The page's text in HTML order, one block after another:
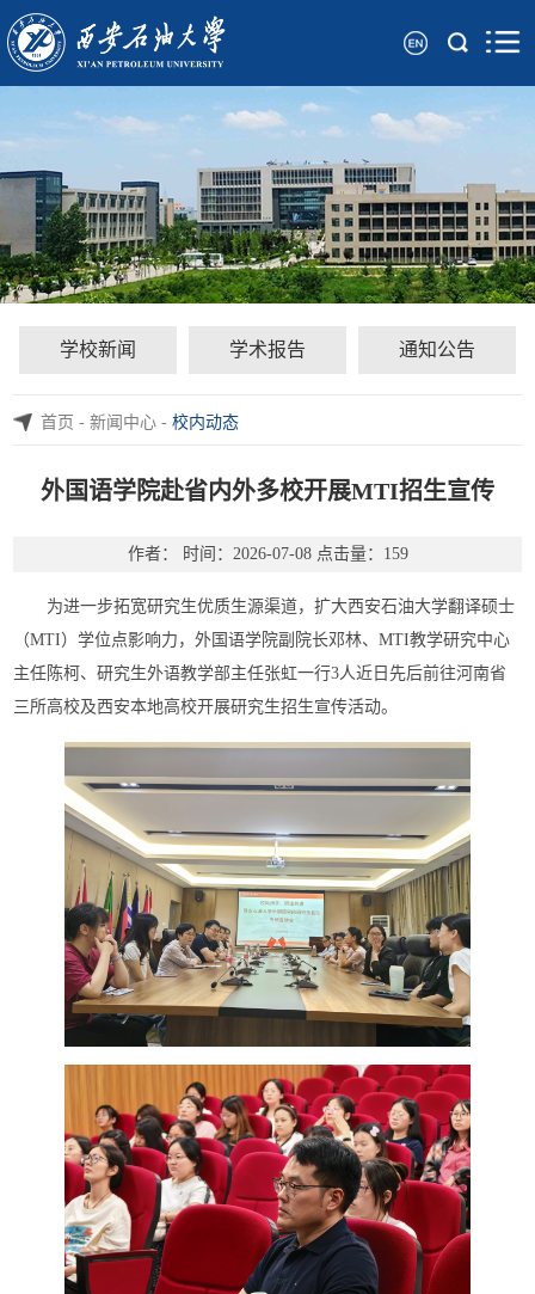
学校新闻 学术报告 通知公告
首页-新闻中心-校内动态
外国语学院赴省内外多校开展MTI招生宣传
作者： 时间：2026-07-08 点击量： 159
为进一步拓宽研究生优质生源渠道，扩大西安石油大学翻译硕士
（MTI）学位点影响力，外国语学院副院长邓林、MTI教学研究中心
主任陈柯、研究生外语教学部主任张虹一行3人近日先后前往河南省
三所高校及西安本地高校开展研究生招生宣传活动。